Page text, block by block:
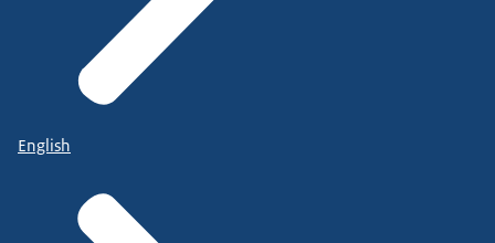
English